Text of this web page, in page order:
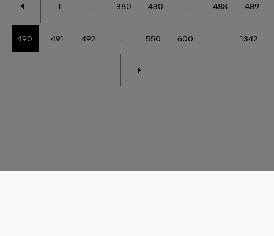
1 380 430 488 489
490 491 492 550 600 1342